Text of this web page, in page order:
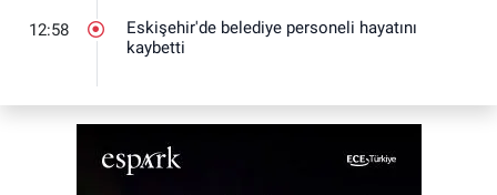
12:58
Eskişehir'de belediye personeli hayatını
kaybetti